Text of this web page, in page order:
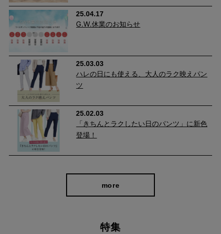
邪魔せず快適です。 キックバック性に優れているので、膝の部分
だけ生地が伸びてしまい、膝がポコっと伸びてしまう心配もあり
ません。
25.04.17
G.W.休業のお知らせ
25.03.03
ハレの日にも使える、大人のラク映えパン
ツ
25.02.03
「きちんとラクしたい日のパンツ」に新色
登場！
more
特集